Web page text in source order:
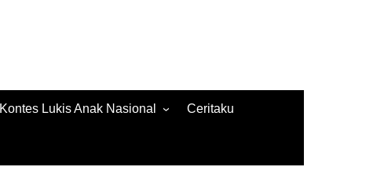
Kontes Lukis Anak Nasional
Jambore Gambar 2020
Ceritaku